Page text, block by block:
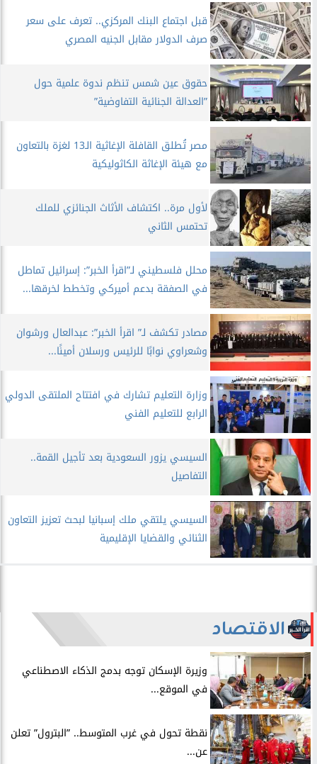
قبل اجتماع البنك المركزي.. تعرف على سعر
صرف الدولار مقابل الجنيه المصري
حقوق عين شمس تنظم ندوة علمية حول
”العدالة الجنائية التفاوضية”
مصر تُطلق القافلة الإغاثية الـ13 لغزة بالتعاون
مع هيئة الإغاثة الكاثوليكية
لأول مرة.. اكتشاف الأثاث الجنائزي للملك
تحتمس الثاني
محلل فلسطيني لـ”اقرأ الخبر”: إسرائيل تماطل
في الصفقة بدعم أميركي وتخطط لخرقها...
مصادر تكشف لـ” اقرأ الخبر”: عبدالعال ورشوان
وشعراوي نوابًا للرئيس ورسلان أمينًا...
وزارة التعليم تشارك في افتتاح الملتقى الدولي
الرابع للتعليم الفني
السيسي يزور السعودية بعد تأجيل القمة..
التفاصيل
السيسي يلتقي ملك إسبانيا لبحث تعزيز التعاون
الثنائي والقضايا الإقليمية
الاقتصاد
​وزيرة الإسكان توجه بدمج الذكاء الاصطناعي
في الموقع...
​نقطة تحول في غرب المتوسط.. ”البترول” تعلن
عن...